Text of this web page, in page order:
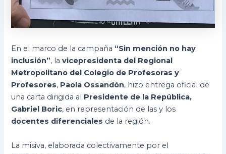
En el marco de la campaña “Sin mención no hay
inclusión”, lavicepresidenta del Regional
Metropolitano del Colegio de Profesoras y
Profesores, Paola Ossandón, hizo entrega oficial de
una carta dirigida al Presidente de la República,
Gabriel Boric, en representación de las y los
docentes diferenciales de la región.
La misiva, elaborada colectivamente por el